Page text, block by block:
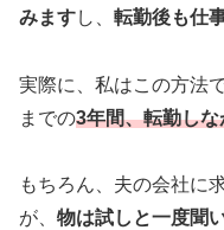
みますし、 転勤後も仕
実際に、私はこの方法
までの3年間、転勤し
もちろん、夫の会社に
が、 物は試しと一度聞